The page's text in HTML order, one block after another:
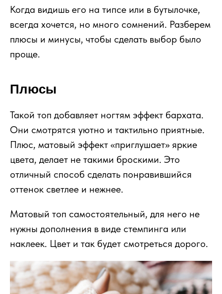
Когда видишь его на типсе или в бутылочке,
всегда хочется, но много сомнений. Разберем
плюсы и минусы, чтобы сделать выбор было
проще.
Плюсы
Такой топ добавляет ногтям эффект бархата.
Они смотрятся уютно и тактильно приятные.
Плюс, матовый эффект «приглушает» яркие
цвета, делает не такими броскими. Это
отличный способ сделать понравившийся
оттенок светлее и нежнее.
Матовый топ самостоятельный, для него не
нужны дополнения в виде стемпинга или
наклеек. Цвет и так будет смотреться дорого.